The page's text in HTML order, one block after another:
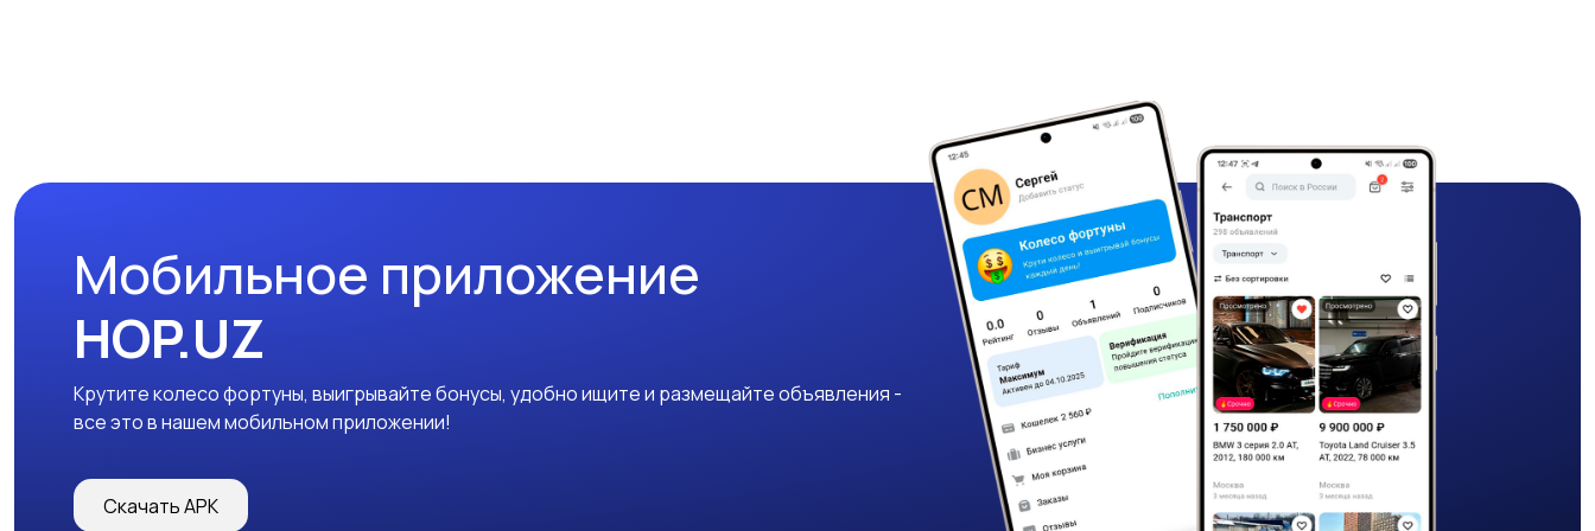
Мобильное приложение
HOP.UZ
Крутите колесо фортуны, выигрывайте бонусы, удобно ищите и размещайте объявления -
все это в нашем мобильном приложении!
Скачать APK